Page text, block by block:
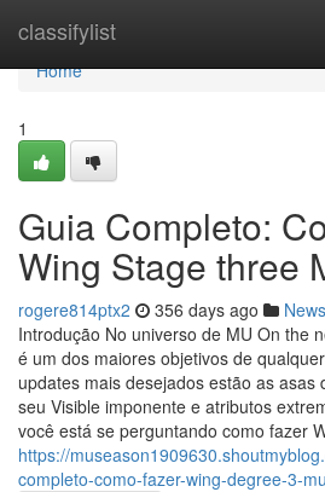
classifylist
Home
Home
1
Guia Completo:
Wing Stage three
rogere814ptx2 356 days ago News
Introdução No universo de MU On the
é um dos maiores objetivos de
updates mais desejados estão as
seu Visible imponente e atributos
você está se perguntando como fazer
https://
completo-como-fazer-wing-degree-3-